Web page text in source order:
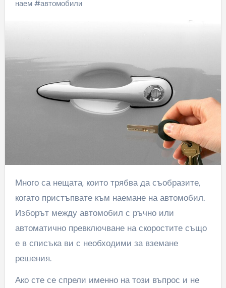
наем#автомобили
Много са нещата, които трябва да съобразите,
когато пристъпвате към наемане на автомобил.
Изборът между автомобил с ръчно или
автоматично превключване на скоростите също
е в списъка ви с необходими за вземане
решения.
Ако сте се спрели именно на този въпрос и не